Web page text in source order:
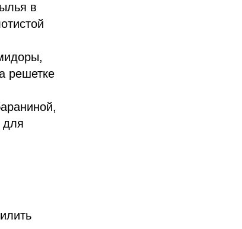
в
решетке
для